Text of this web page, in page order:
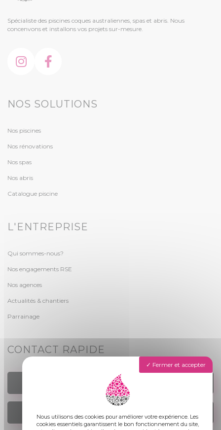
Spécialiste des piscines coques australiennes, spas et abris. Nous
concenvons et installons vos projets sur-mesure.
NOS SOLUTIONS
Nos piscines
Nos rénovations
Nos spas
Nos abris
Catalogue piscine
L'ENTREPRISE
Qui sommes-nous?
Nos engagements RSE
Nos agences
Actualités & chantiers
Parrainage
CONTACT RAPIDE
TROUVER UN AGENCE
Fermer et accepter
Nous utilisons des cookies pour améliorer votre expérience. Les
cookies essentiels garantissent le bon fonctionnement du site,